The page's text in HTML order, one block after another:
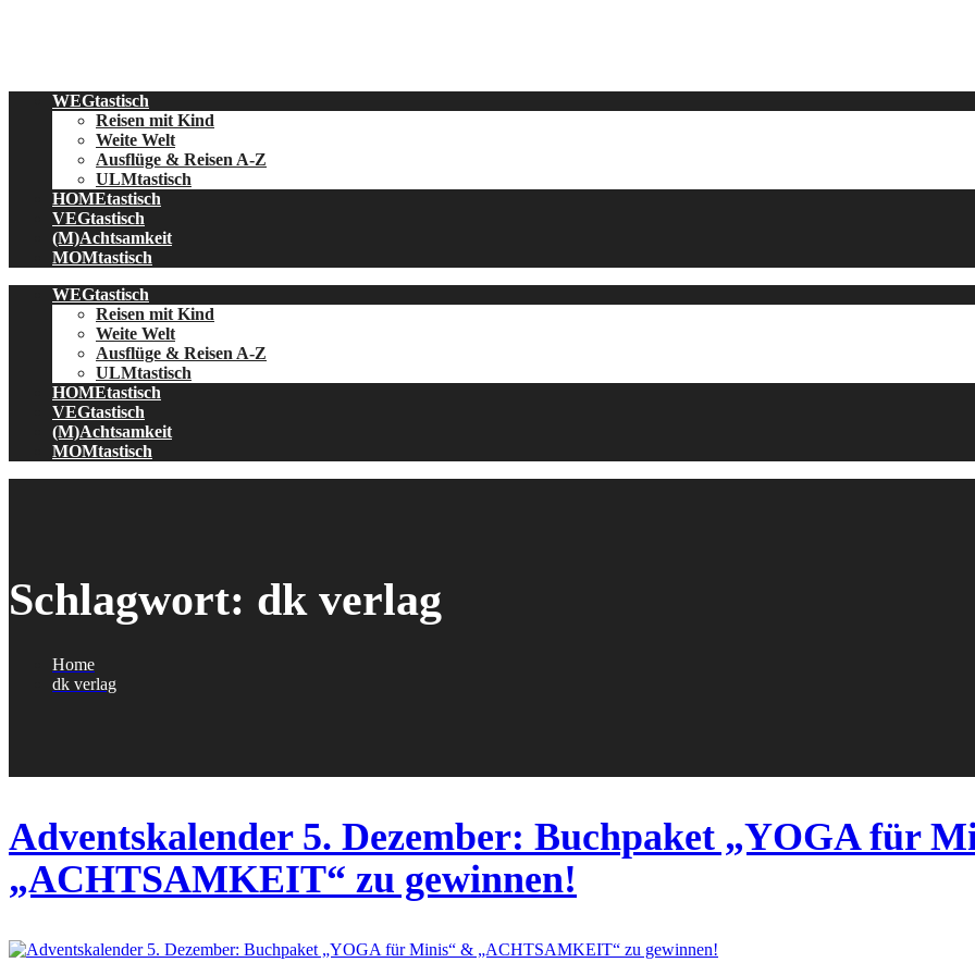
WEGtastisch
Reisen mit Kind
Weite Welt
Ausflüge & Reisen A-Z
ULMtastisch
HOMEtastisch
VEGtastisch
(M)Achtsamkeit
MOMtastisch
WEGtastisch
Reisen mit Kind
Weite Welt
Ausflüge & Reisen A-Z
ULMtastisch
HOMEtastisch
VEGtastisch
(M)Achtsamkeit
MOMtastisch
Schlagwort: dk verlag
Home
dk verlag
Adventskalender 5. Dezember: Buchpaket „YOGA für
„ACHTSAMKEIT“ zu gewinnen!